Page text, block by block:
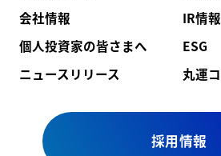
会社情報
IR情報
個人投資家の皆さまへ
ESG
ニュースリリース
丸運
採用情報